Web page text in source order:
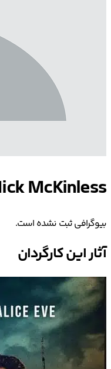
McKinless
بیوگرافی ثبت نشده است.
آثار این کارگردان